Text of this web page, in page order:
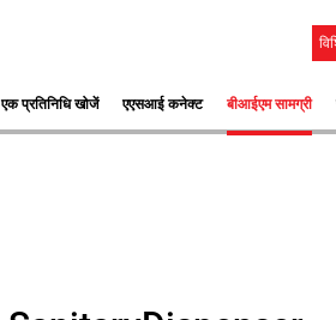
एक प्रतिनिधि खोजें एएसआई कनेक्ट बीआईएम सामग्री